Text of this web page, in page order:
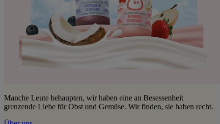
Manche Leute behaupten, wir haben eine an Besessenheit
grenzende Liebe für Obst und Gemüse. Wir finden, sie haben recht.